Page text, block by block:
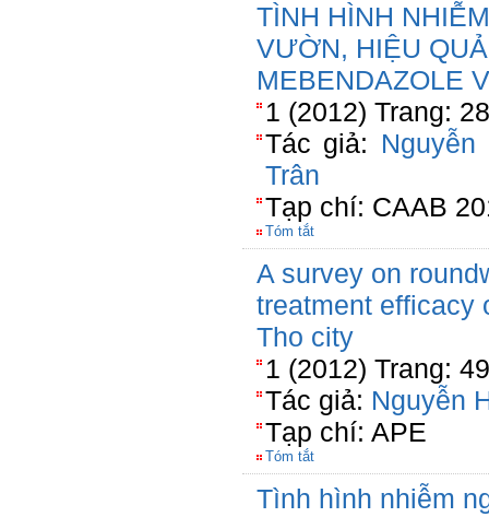
TÌNH HÌNH
VƯỜN, HIỆU
MEBENDAZOLE
1 (2012) Trang:
Tác giả:
Trân
Tạp chí: CAAB
Tóm tắt
A survey on
treatment efficacy
Tho city
1 (2012) Trang:
Tác giả: Nguyễn
Tạp chí: APE
Tóm tắt
Tình hình nhiễm